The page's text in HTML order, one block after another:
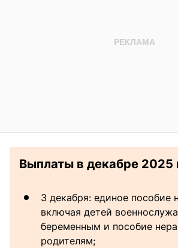
Выплаты в декабре 2025
3 декабря: единое пособие
включая детей
беременным и пособие
родителям;